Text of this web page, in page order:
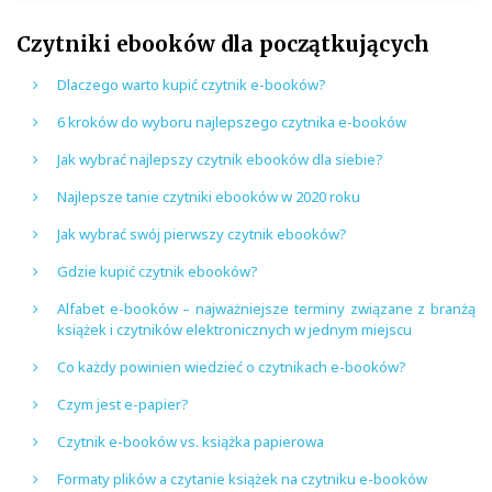
Czytniki ebooków dla początkujących
Dlaczego warto kupić czytnik e-booków?
6 kroków do wyboru najlepszego czytnika e-booków
Jak wybrać najlepszy czytnik ebooków dla siebie?
Najlepsze tanie czytniki ebooków w 2020 roku
Jak wybrać swój pierwszy czytnik ebooków?
Gdzie kupić czytnik ebooków?
Alfabet e-booków – najważniejsze terminy związane z branżą
książek i czytników elektronicznych w jednym miejscu
Co każdy powinien wiedzieć o czytnikach e-booków?
Czym jest e-papier?
Czytnik e-booków vs. książka papierowa
Formaty plików a czytanie książek na czytniku e-booków